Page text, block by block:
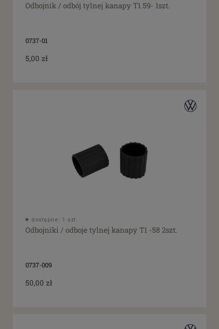
Odbojnik / odbój tylnej kanapy T1 59- 1szt.
0737-01
5,00 zł
dostępne: 1 szt.
Odbojniki / odboje tylnej kanapy T1 -58 2szt.
0737-009
50,00 zł